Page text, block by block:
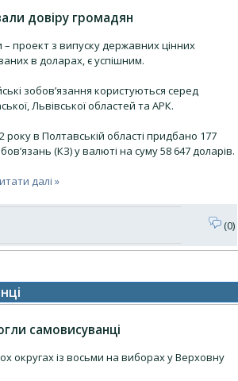
довіру громадян
проект з випуску державних цінних
в доларах, є успішним.
зобов’язання користуються серед
Львівської областей та АРК.
року в Полтавській області придбано 177
(КЗ) у валюті на суму 58 647 доларів.
далі »
(0)
самовисуванці
округах із восьми на виборах у Верховну